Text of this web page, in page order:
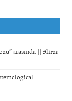
arasında || Əlirza